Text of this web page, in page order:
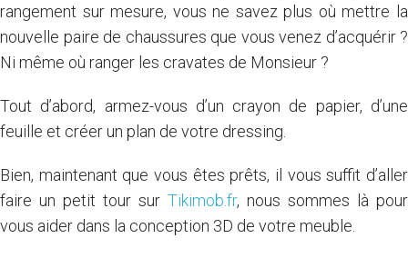
rangement sur mesure, vous ne savez plus où mettre la
nouvelle paire de chaussures que vous venez d’acquérir ?
Ni même où ranger les cravates de Monsieur ?
Tout d’abord, armez-vous d’un crayon de papier, d’une
feuille et créer un plan de votre dressing.
Bien, maintenant que vous êtes prêts, il vous suffit d’aller
faire un petit tour sur Tikimob.fr, nous sommes là pour
vous aider dans la conception 3D de votre meuble.